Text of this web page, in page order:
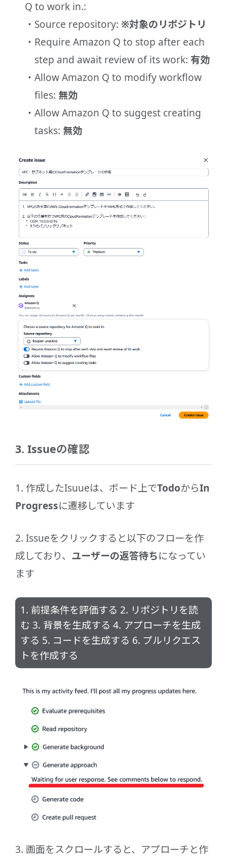
Q to work in.:
Source repository: ※対象のリポジトリ
Require Amazon Q to stop after each
step and await review of its work:有効
Allow Amazon Q to modify workflow
files: 無効
Allow Amazon Q to suggest creating
tasks: 無効
3. Issueの確認
1. 作成したIsuueは、ボード上でTodoからIn
Progressに遷移しています
2. Issueをクリックすると以下のフローを作
成しており、 ユーザーの返答待ちになってい
ます
1. 前提条件を評価する 2. リポジトリを読
む 3. 背景を生成する 4. アプローチを生成
する 5. コードを生成する 6. プルリクエス
トを作成する
3. 画面をスクロールすると、アプローチと作